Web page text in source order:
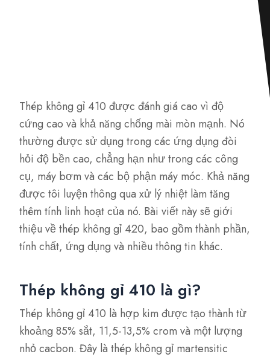
Thép không gỉ 410 được đánh giá cao vì độ
cứng cao và khả năng chống mài mòn mạnh. Nó
thường được sử dụng trong các ứng dụng đòi
hỏi độ bền cao, chẳng hạn như trong các công
cụ, máy bơm và các bộ phận máy móc. Khả năng
được tôi luyện thông qua xử lý nhiệt làm tăng
thêm tính linh hoạt của nó. Bài viết này sẽ giới
thiệu về thép không gỉ 420, bao gồm thành phần,
tính chất, ứng dụng và nhiều thông tin khác.
Thép không gỉ 410 là gì?
Thép không gỉ 410 là hợp kim được tạo thành từ
khoảng 85% sắt, 11,5-13,5% crom và một lượng
nhỏ cacbon. Đây là thép không gỉ martensitic